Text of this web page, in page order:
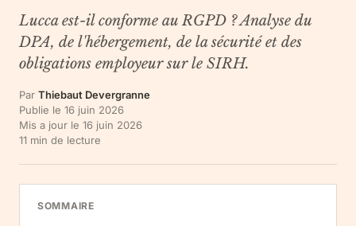
Lucca est-il conforme au RGPD ? Analyse du
DPA, de l'hébergement, de la sécurité et des
obligations employeur sur le SIRH.
Par Thiebaut Devergranne
Publie le 16 juin 2026
Mis a jour le 16 juin 2026
11 min de lecture
SOMMAIRE